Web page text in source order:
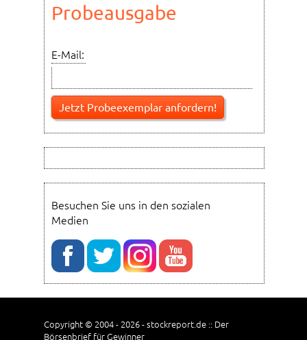
Probeausgabe
E-Mail:
Besuchen Sie uns in den sozialen
Medien
Copyright © 2004 - 2026 - stockreport.de :: Der
Börsenbrief für Gewinner